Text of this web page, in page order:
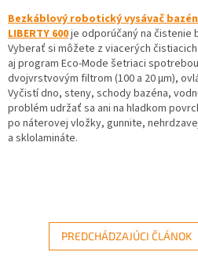
Bezkáblový robotický vysávač
LIBERTY 600je odporúčaný na čistenie
Vyberať si môžete z viacerých
aj program Eco-Mode šetriaci
dvojvrstvovým filtrom (100 a 20 µm),
Vyčistí dno, steny, schody bazéna,
problém udržať sa ani na hladkom
po náterovej vložky, gunnite,
a sklolamináte.
PREDCHÁDZAJÚCI ČLÁNOK